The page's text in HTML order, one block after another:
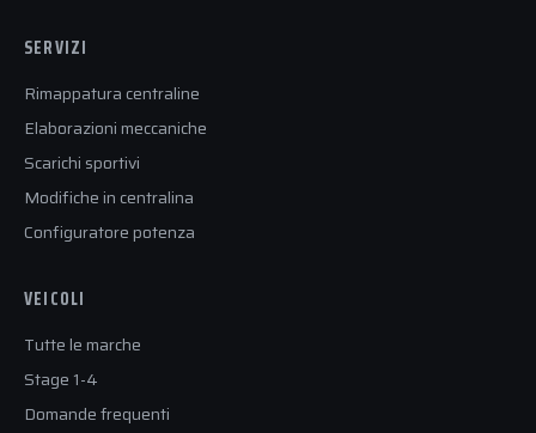
SERVIZI
Rimappatura centraline
Elaborazioni meccaniche
Scarichi sportivi
Modifiche in centralina
Configuratore potenza
VEICOLI
Tutte le marche
Stage 1-4
Domande frequenti